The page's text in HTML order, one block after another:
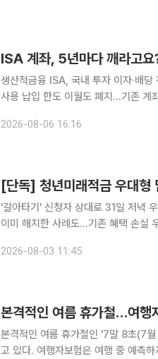
ISA 계좌, 5년마다 깨라고
생산적금융 ISA, 국내 투자 이자·배
사용 납입 한도 이월도 폐지…기존 계
리는 개인종합자산관리계좌(ISA)가
2026-08-06 16:16
'갈아타기' 신청자 상대로 31일 저녁
이미 해지한 사례도…기존 혜택 손실
정정 통보를 받았다. 서민금융진흥원
2026-08-03 11:45
본격적인 여름 휴가철…여
본격적인 여름 휴가철인 '7말 8초(7
고 있다. 여행자보험은 여행 중 예측